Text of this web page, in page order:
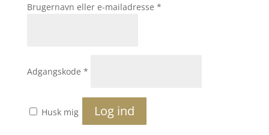
Brugernavn eller e-mailadresse *Påkrævet
Adgangskode *
Husk mig Log ind